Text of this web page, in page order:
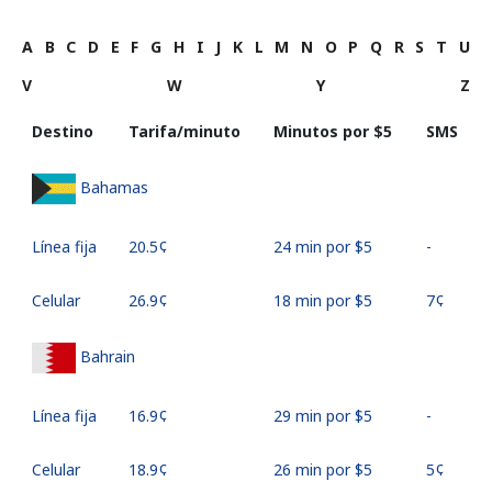
A B C D E F G H I J K L M N O P Q R S T
U
V
W Y Z
Destino Tarifa/minuto Minutos por ⁦$5⁩ SMS
Bahamas
Línea fija ⁦20.5¢⁩ 24 min por ⁦$5⁩ -
Celular ⁦26.9¢⁩ 18 min por ⁦$5⁩ ⁦7¢⁩
Bahrain
Línea fija ⁦16.9¢⁩ 29 min por ⁦$5⁩ -
Celular ⁦18.9¢⁩ 26 min por ⁦$5⁩ ⁦5¢⁩